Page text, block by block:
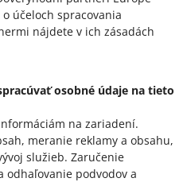
účeloch spracovania
nájdete v ich zásadách
osobné údaje na tieto
na zariadení.
meranie reklamy a obsahu,
služieb. Zaručenie
odhaľovanie podvodov a
iných jazykoch